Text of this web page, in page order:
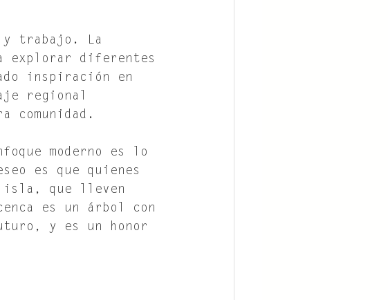
y trabajo. La
explorar diferentes
inspiración en
regional
comunidad.
moderno es lo
es que quienes
isla, que lleven
es un árbol con
y es un honor